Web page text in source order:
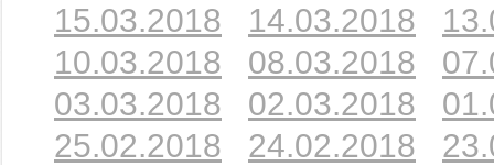
15.03.2018
14.03.2018
10.03.2018
08.03.2018
03.03.2018
02.03.2018
25.02.2018
24.02.2018